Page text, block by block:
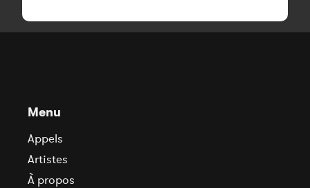
Menu
Appels
Artistes
À propos